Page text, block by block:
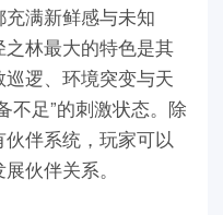
满新鲜感与未知
林最大的特色是其
逻、环境突变与天
不足”的刺激状态。除
伴系统，玩家可以
伙伴关系。